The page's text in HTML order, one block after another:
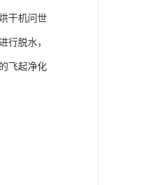
干机问世
行脱水，
飞起净化